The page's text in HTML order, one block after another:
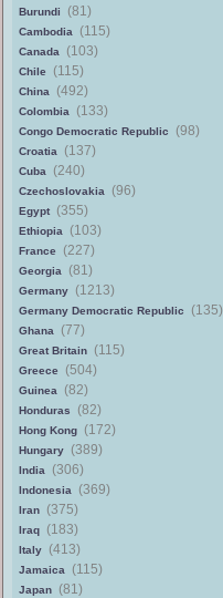
Burundi (81)
Cambodia (115)
Canada (103)
Chile (115)
China (492)
Colombia (133)
Congo Democratic Republic (98)
Croatia (137)
Cuba (240)
Czechoslovakia (96)
Egypt (355)
Ethiopia (103)
France (227)
Georgia (81)
Germany (1213)
Germany Democratic Republic (135)
Ghana (77)
Great Britain (115)
Greece (504)
Guinea (82)
Honduras (82)
Hong Kong (172)
Hungary (389)
India (306)
Indonesia (369)
Iran (375)
Iraq (183)
Italy (413)
Jamaica (115)
Japan (81)